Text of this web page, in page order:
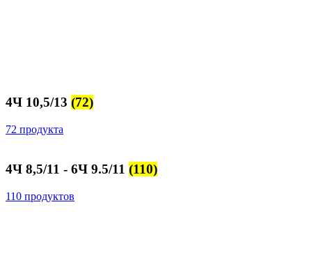
4Ч 10,5/13 (72)
72 продукта
4Ч 8,5/11 - 6Ч 9.5/11 (110)
110 продуктов